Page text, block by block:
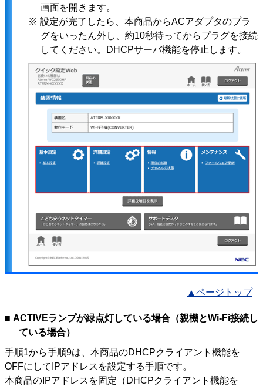
画面を開きます。
※ 設定が完了したら、本商品からACアダプタのプラ
グをいったん外し、約10秒待ってからプラグを接続
してください。DHCPサーバ機能を停止します。
▲ページトップ
■ ACTIVEランプが緑点灯している場合（親機とWi-Fi接続し
ている場合）
手順1から手順9は、本商品のDHCPクライアント機能を
OFFにしてIPアドレスを設定する手順です。
本商品のIPアドレスを固定（DHCPクライアント機能を